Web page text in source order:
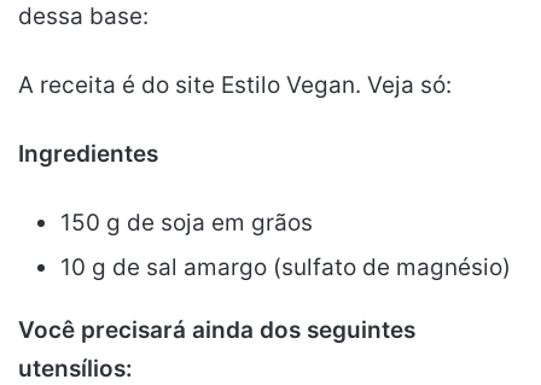
dessa base:
A receita é do site Estilo Vegan. Veja só:
Ingredientes
150 g de soja em grãos
10 g de sal amargo (sulfato de magnésio)
Você precisará ainda dos seguintes
utensílios: